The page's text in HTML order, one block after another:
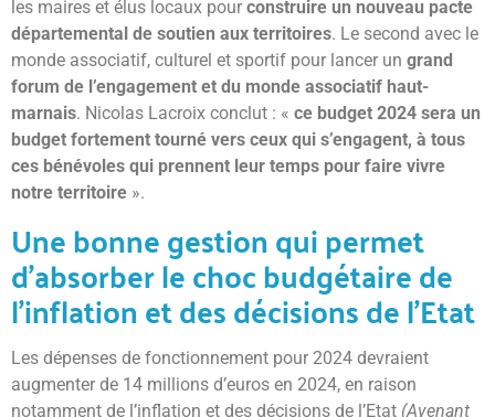
les maires et élus locaux pour construire un nouveau pacte
départemental de soutien aux territoires. Le second avec le
monde associatif, culturel et sportif pour lancer un grand
forum de l’engagement et du monde associatif haut-
marnais. Nicolas Lacroix conclut : « ce budget 2024 sera un
budget fortement tourné vers ceux qui s’engagent, à tous
ces bénévoles qui prennent leur temps pour faire vivre
notre territoire ».
Une bonne gestion qui permet
d’absorber le choc budgétaire de
l’inflation et des décisions de l’Etat
Les dépenses de fonctionnement pour 2024 devraient
augmenter de 14 millions d’euros en 2024, en raison
notamment de l’inflation et des décisions de l’Etat (Avenant